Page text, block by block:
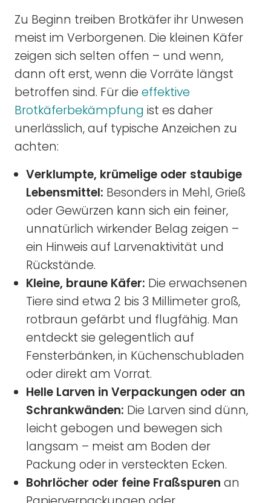
Zu Beginn treiben Brotkäfer ihr Unwesen
meist im Verborgenen. Die kleinen Käfer
zeigen sich selten offen – und wenn,
dann oft erst, wenn die Vorräte längst
betroffen sind. Für die effektive
Brotkäferbekämpfung ist es daher
unerlässlich, auf typische Anzeichen zu
achten:
Verklumpte, krümelige oder staubige
Lebensmittel: Besonders in Mehl, Grieß
oder Gewürzen kann sich ein feiner,
unnatürlich wirkender Belag zeigen –
ein Hinweis auf Larvenaktivität und
Rückstände.
Kleine, braune Käfer: Die erwachsenen
Tiere sind etwa 2 bis 3 Millimeter groß,
rotbraun gefärbt und flugfähig. Man
entdeckt sie gelegentlich auf
Fensterbänken, in Küchenschubladen
oder direkt am Vorrat.
Helle Larven in Verpackungen oder an
Schrankwänden: Die Larven sind dünn,
leicht gebogen und bewegen sich
langsam – meist am Boden der
Packung oder in versteckten Ecken.
Bohrlöcher oder feine Fraßspuren an